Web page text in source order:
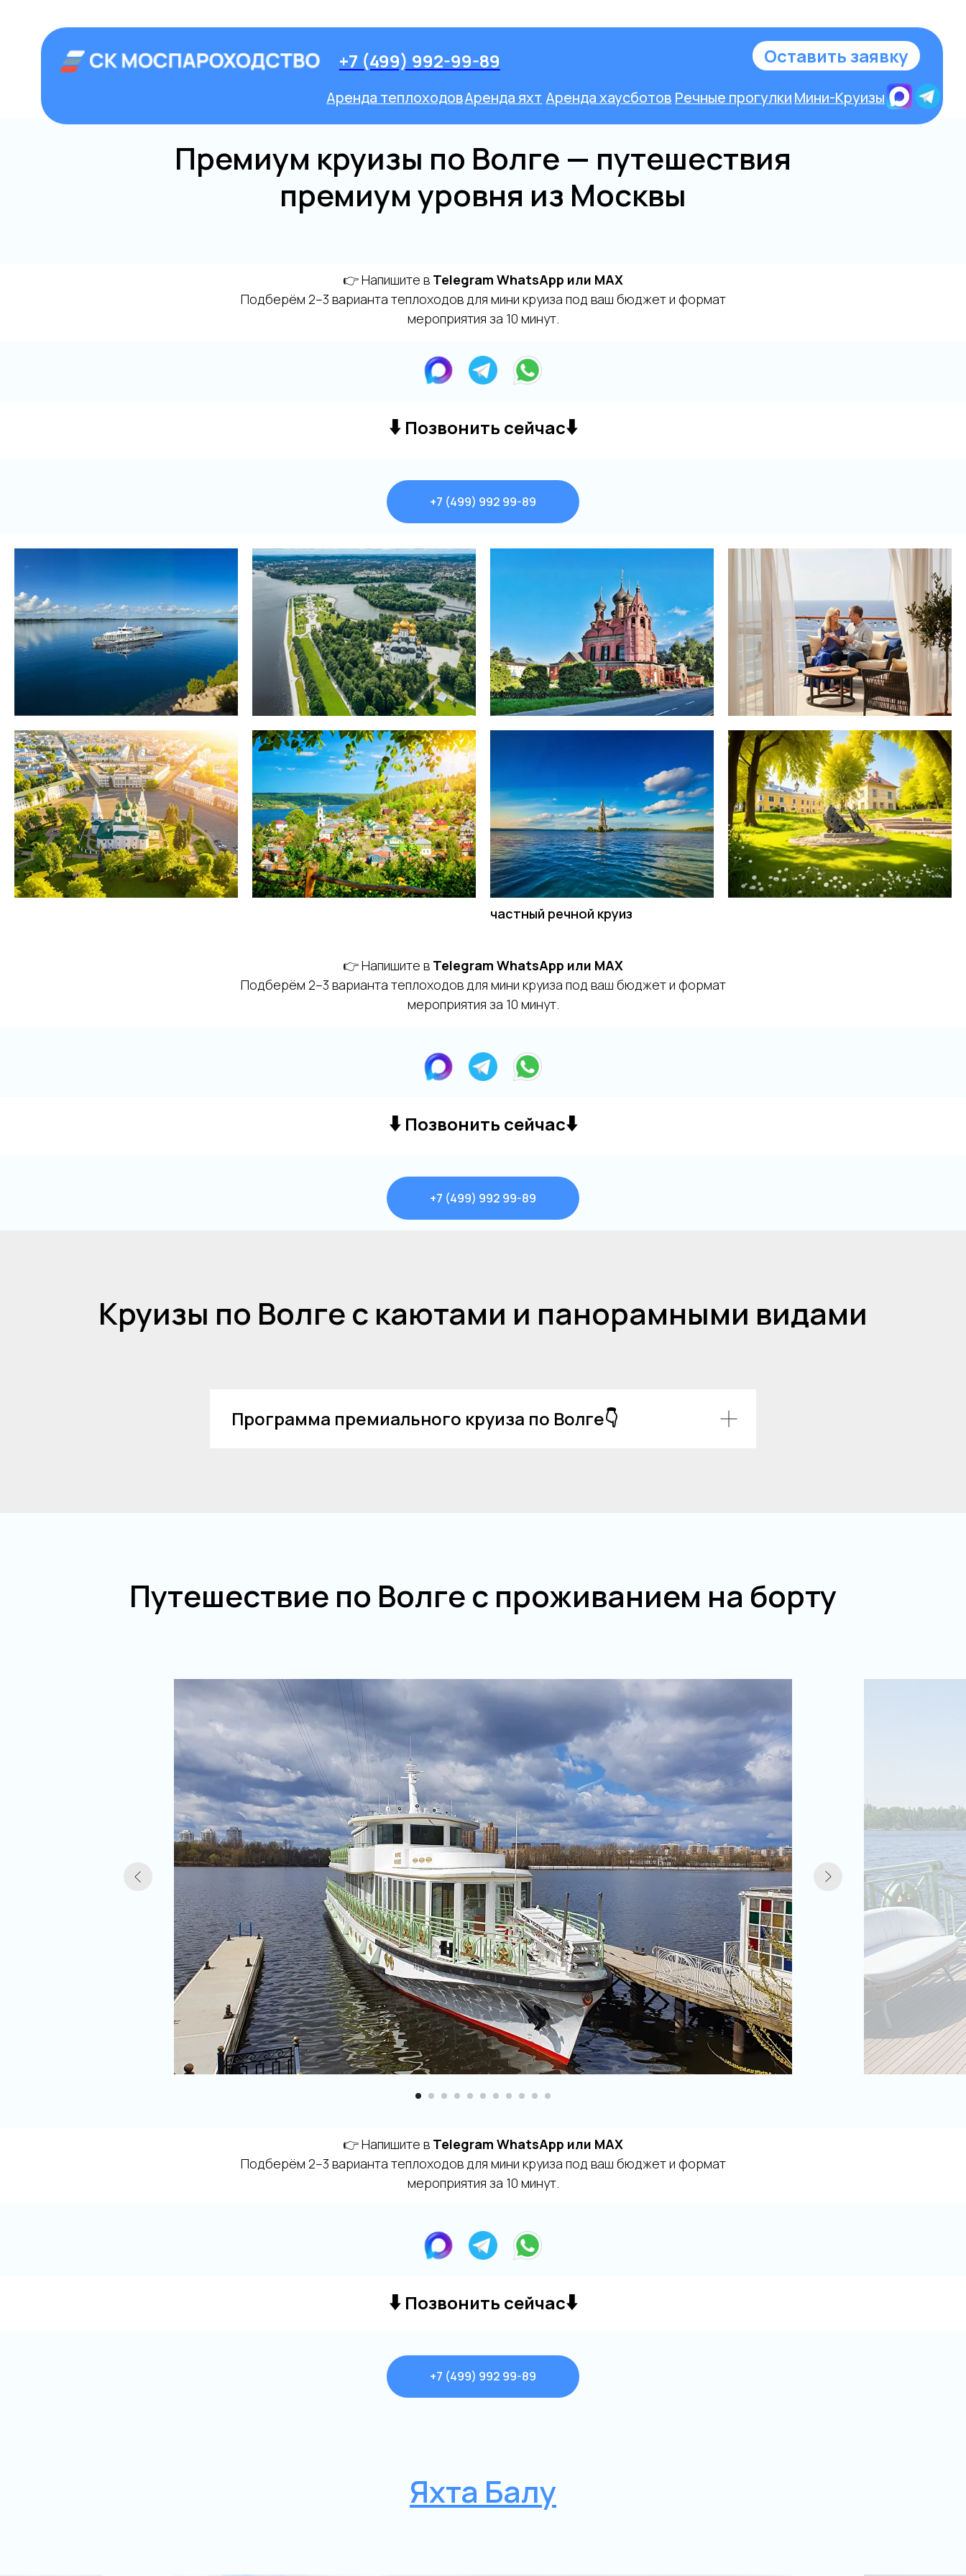
Аренда теплоходов Аренда яхтАренда хаусботовРечные прогулки
Премиум круизы по Волге — путешествия
премиум уровня из Москвы
👉 Напишите в Telegram WhatsApp или MAX
Подберём 2–3 варианта теплоходов для мини круиза под ваш бюджет и формат
мероприятия за 10 минут.
⬇️ Позвонить сейчас⬇️
+7 (499) 992 99-89
частный речной круиз
👉 Напишите в Telegram WhatsApp или MAX
Подберём 2–3 варианта теплоходов для мини круиза под ваш бюджет и формат
мероприятия за 10 минут.
⬇️ Позвонить сейчас⬇️
+7 (499) 992 99-89
Круизы по Волге с каютами и панорамными видами
Программа премиального круиза по Волге👇
Путешествие по Волге с проживанием на борту
👉 Напишите в Telegram WhatsApp или MAX
Подберём 2–3 варианта теплоходов для мини круиза под ваш бюджет и формат
мероприятия за 10 минут.
⬇️ Позвонить сейчас⬇️
+7 (499) 992 99-89
Яхта Балу